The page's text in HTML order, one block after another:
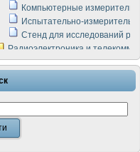
Компьютерные
Испытательно-
Стенд для исследований
Радиоэлектроника и
LabVIEW в расчетах
Аппаратно-программный
Виртуальный
Измерение шумовых
Измерительный
Инструменты для
Инструменты для